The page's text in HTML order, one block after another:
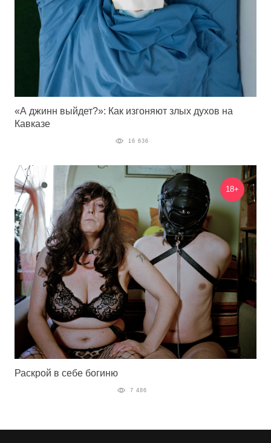
«А джинн выйдет?»: Как изгоняют злых духов на
Кавказе
16 636
18+
Раскрой в себе богиню
7 486